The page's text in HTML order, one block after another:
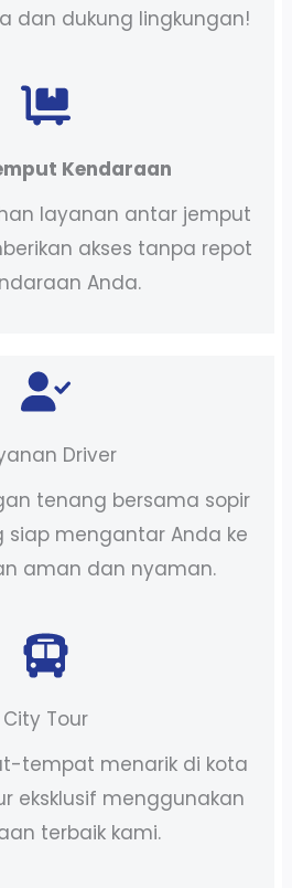
dan dukung lingkungan!
Kendaraan
layanan antar jemput
akses tanpa repot
Anda.
Driver
tenang bersama sopir
siap mengantar Anda ke
aman dan nyaman.
City Tour
tempat menarik di kota
eksklusif menggunakan
terbaik kami.